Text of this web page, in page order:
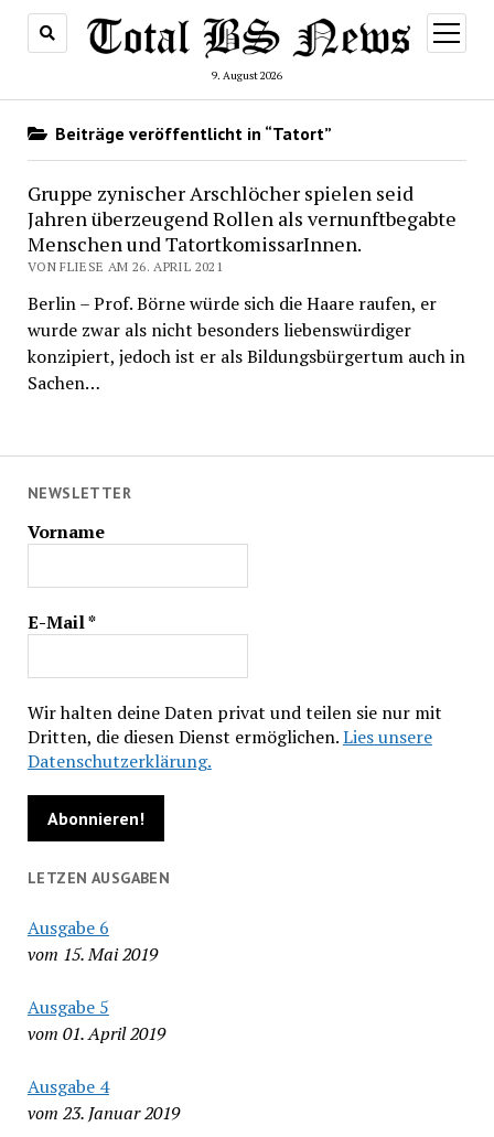
9. August 2026
Menü
öffnen
NEWSLETTER
Vorname
E-Mail*
Wir halten deine Daten privat und teilen sie nur mit
Dritten, die diesen Dienst ermöglichen.Lies unsere
Datenschutzerklärung.
LETZEN AUSGABEN
Ausgabe 6
vom 15. Mai 2019
Ausgabe 5
vom 01. April 2019
Ausgabe 4
vom 23. Januar 2019
Beiträge veröffentlicht in “Tatort”
Gruppe zynischer Arschlöcher spielen seid
Jahren überzeugend Rollen als vernunftbegabte
Menschen und TatortkomissarInnen.
VON FLIESE AM 26. APRIL 2021
Berlin – Prof. Börne würde sich die Haare raufen, er
wurde zwar als nicht besonders liebenswürdiger
konzipiert, jedoch ist er als Bildungsbürgertum auch in
Sachen…